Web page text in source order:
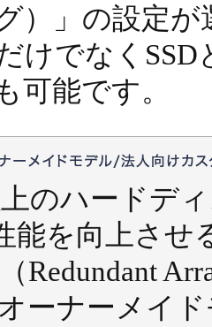
）」の設定
けでなく
可能です。
のハードデ
能を向上さ
Redundant
ーナーメイ